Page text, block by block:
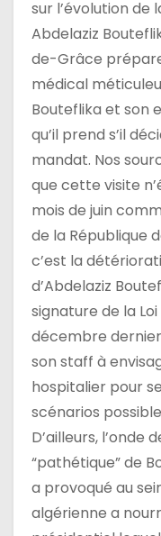
sur l’évolution de
Abdelaziz
de-Grâce
médical
Bouteflika et son
qu’il prend s’il
mandat. Nos
que cette visite
mois de juin
de la République
c’est la
d’Abdelaziz
signature de la
décembre
son staff à
hospitalier pour
scénarios
D’ailleurs, l’onde
“pathétique” de
a provoqué au
algérienne a